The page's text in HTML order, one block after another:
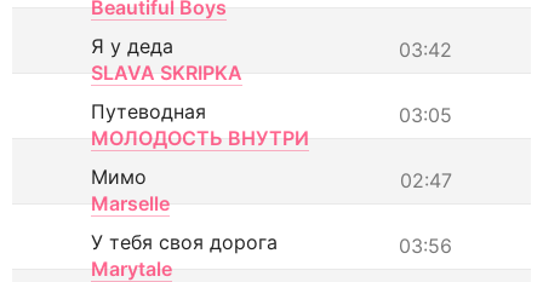
Beautiful Boys
03:42
Я у деда
SLAVA SKRIPKA
03:05
Путеводная
МОЛОДОСТЬ ВНУТРИ
02:47
Мимо
Marselle
03:56
У тебя своя дорога
Marytale